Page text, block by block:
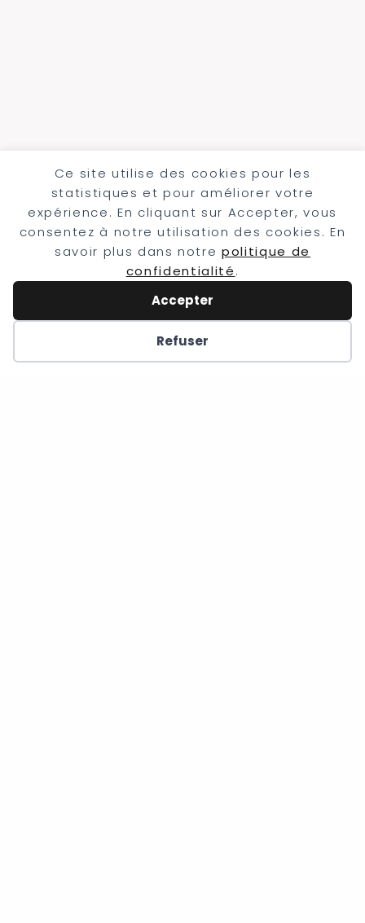
Ce site utilise des cookies pour les
statistiques et pour améliorer votre
expérience. En cliquant sur Accepter, vous
consentez à notre utilisation des cookies. En
savoir plus dans notrepolitique de
confidentialité.
Accepter
Refuser